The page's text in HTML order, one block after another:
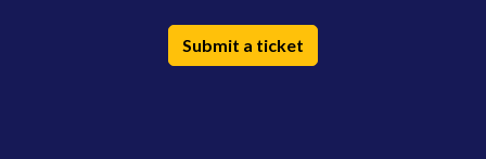
Submit a ticket